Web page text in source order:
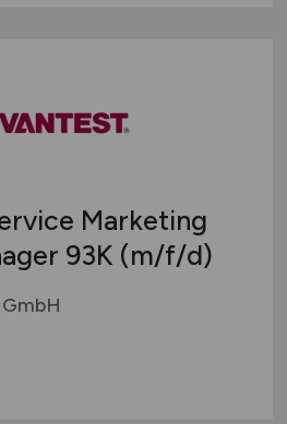
Marketing
93K (m/f/d)